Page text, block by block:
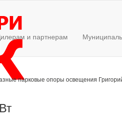
и партнерам
парковые опоры освещения